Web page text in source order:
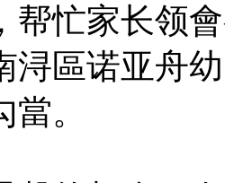
帮忙家长领
浔區诺亚舟
。